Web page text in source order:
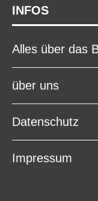
INFOS
Alles über das
über uns
Datenschutz
Impressum